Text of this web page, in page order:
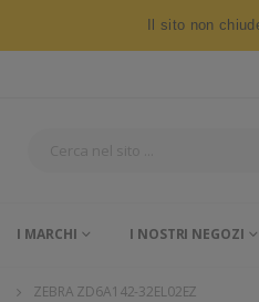
Il sito non
I MARCHI I NOSTRI NEGOZI
ZEBRA ZD6A142-32EL02EZ